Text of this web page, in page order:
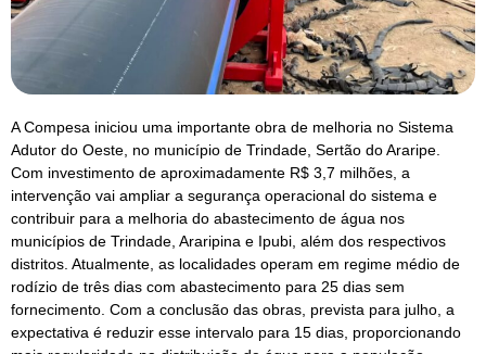
A Compesa iniciou uma importante obra de melhoria no Sistema
Adutor do Oeste, no município de Trindade, Sertão do Araripe.
Com investimento de aproximadamente R$ 3,7 milhões, a
intervenção vai ampliar a segurança operacional do sistema e
contribuir para a melhoria do abastecimento de água nos
municípios de Trindade, Araripina e Ipubi, além dos respectivos
distritos. Atualmente, as localidades operam em regime médio de
rodízio de três dias com abastecimento para 25 dias sem
fornecimento. Com a conclusão das obras, prevista para julho, a
expectativa é reduzir esse intervalo para 15 dias, proporcionando